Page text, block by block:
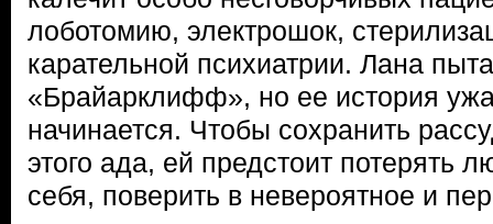
лоботомию, электрошок,
карательной психиатрии. Лана
«Брайарклифф», но ее история
начинается. Чтобы сохранить
этого ада, ей предстоит потерять
себя, поверить в невероятное и